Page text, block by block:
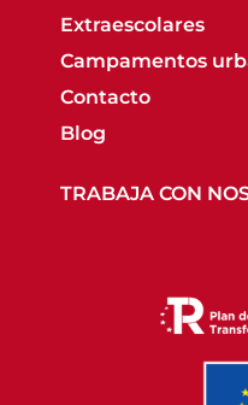
Extraescolares
Campamentos
Contacto
Blog
TRABAJA CON